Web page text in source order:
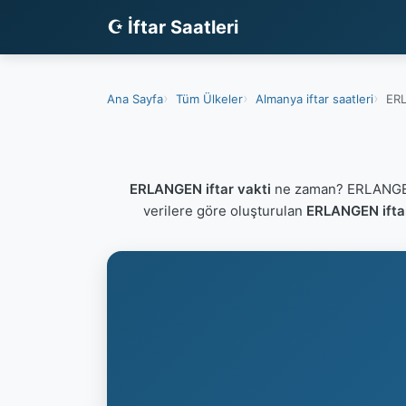
☪ İftar Saatleri
Ana Sayfa Tüm Ülkeler Almanya iftar saatleri
ERLANGEN iftar vakti ne zaman?
verilere göre oluşturulan ERLANGEN